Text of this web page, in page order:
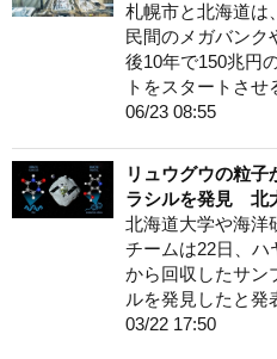
札幌市と北海道は
民間のメガバンク
後10年で150兆円
トをスタートさせ
06/23 08:55
リュウグウの粒
ラシルを発見 北
北海道大学や海洋
チームは22日、ハ
から回収したサン
ルを発見したと発
03/22 17:50